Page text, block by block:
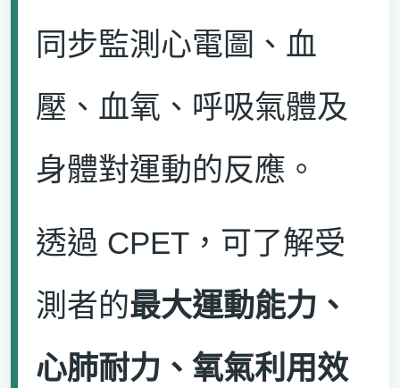
同步監測心電圖、血
壓、血氧、呼吸氣體及
身體對運動的反應。
透過 CPET，可了解受
測者的最大運動能力、
心肺耐力、氧氣利用效